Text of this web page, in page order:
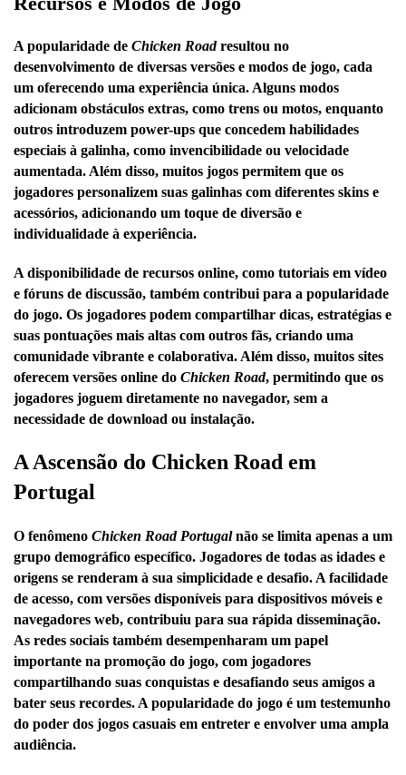
A popularidade de Chicken Roadresultou no
desenvolvimento de diversas versões e modos de jogo, cada
um oferecendo uma experiência única. Alguns modos
adicionam obstáculos extras, como trens ou motos, enquanto
outros introduzem power-ups que concedem habilidades
especiais à galinha, como invencibilidade ou velocidade
aumentada. Além disso, muitos jogos permitem que os
jogadores personalizem suas galinhas com diferentes skins e
acessórios, adicionando um toque de diversão e
individualidade à experiência.
A disponibilidade de recursos online, como tutoriais em vídeo
e fóruns de discussão, também contribui para a popularidade
do jogo. Os jogadores podem compartilhar dicas, estratégias e
suas pontuações mais altas com outros fãs, criando uma
comunidade vibrante e colaborativa. Além disso, muitos sites
oferecem versões online do Chicken Road, permitindo que os
jogadores joguem diretamente no navegador, sem a
necessidade de download ou instalação.
A Ascensão do Chicken Road em
Portugal
O fenômeno Chicken Road Portugalnão se limita apenas a um
grupo demográfico específico. Jogadores de todas as idades e
origens se renderam à sua simplicidade e desafio. A facilidade
de acesso, com versões disponíveis para dispositivos móveis e
navegadores web, contribuiu para sua rápida disseminação.
As redes sociais também desempenharam um papel
importante na promoção do jogo, com jogadores
compartilhando suas conquistas e desafiando seus amigos a
bater seus recordes. A popularidade do jogo é um testemunho
do poder dos jogos casuais em entreter e envolver uma ampla
audiência.